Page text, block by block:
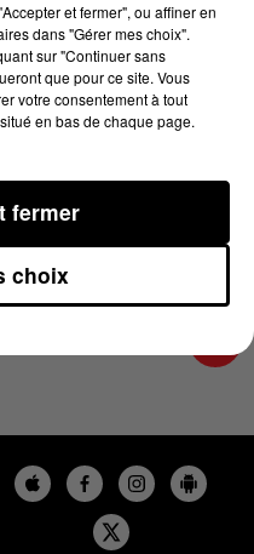
PYRÉNÉES DU
et fermer", ou affiner en
dans "Gérer mes choix".
sur "Continuer sans
que pour ce site. Vous
votre consentement à tout
en bas de chaque page.
choix
fermer